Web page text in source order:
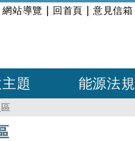
:::
網站導覽 回首頁 意見信箱
題 能源法規